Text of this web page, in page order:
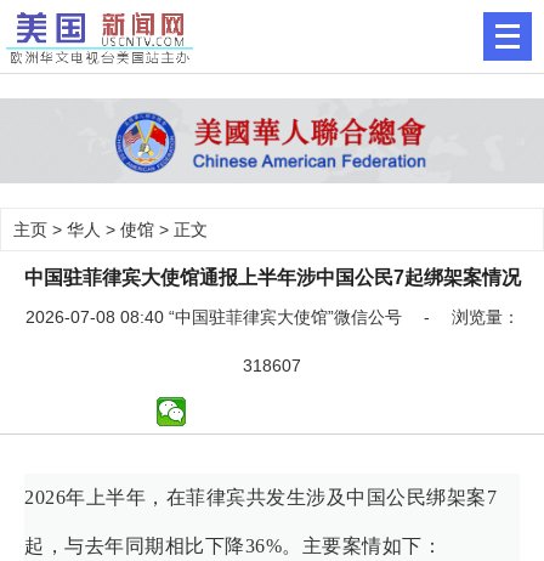
主页 > 华人 > 使馆 > 正文
中国驻菲律宾大使馆通报上半年涉中国公民7起绑架案情况
2026-07-08 08:40 “中国驻菲律宾大使馆”微信公号 - 浏览量：
318607
2026年上半年，在菲律宾共发生涉及中国公民绑架案7
起，与去年同期相比下降36%。主要案情如下：